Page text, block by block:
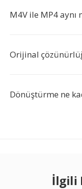
M4V ile MP4 aynı
Orijinal
Dönüştürme ne
İlgili